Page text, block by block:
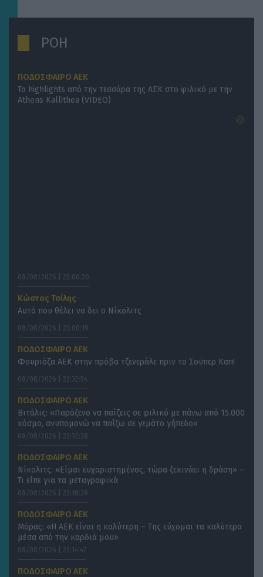
ΡΟΗ
ΠΟΔΟΣΦΑΙΡΟ ΑΕΚ
Τα highlights από την τεσσάρα της ΑΕΚ στο φιλικό με την
Athens Kallithea (VIDEO)
08/08/2026 | 23:06:20
Κώστας Τσίλης
Αυτό που θέλει να δει ο Νίκολιτς
08/08/2026 | 23:00:19
ΠΟΔΟΣΦΑΙΡΟ ΑΕΚ
Φουριόζα ΑΕΚ στην πρόβα τζενεράλε πριν το Σούπερ Καπ!
08/08/2026 | 22:32:54
ΠΟΔΟΣΦΑΙΡΟ ΑΕΚ
Βιτάλις: «Παράξενο να παίζεις σε φιλικό με πάνω από 15.000
κόσμο, ανυπομονώ να παίξω σε γεμάτο γήπεδο»
08/08/2026 | 22:32:38
ΠΟΔΟΣΦΑΙΡΟ ΑΕΚ
Νίκολιτς: «Είμαι ευχαριστημένος, τώρα ξεκινάει η δράση» –
Τι είπε για τα μεταγραφικά
08/08/2026 | 22:18:28
ΠΟΔΟΣΦΑΙΡΟ ΑΕΚ
Μόρας: «Η ΑΕΚ είναι η καλύτερη – Της εύχομαι τα καλύτερα
μέσα από την καρδιά μου»
08/08/2026 | 22:14:47
ΠΟΔΟΣΦΑΙΡΟ ΑΕΚ